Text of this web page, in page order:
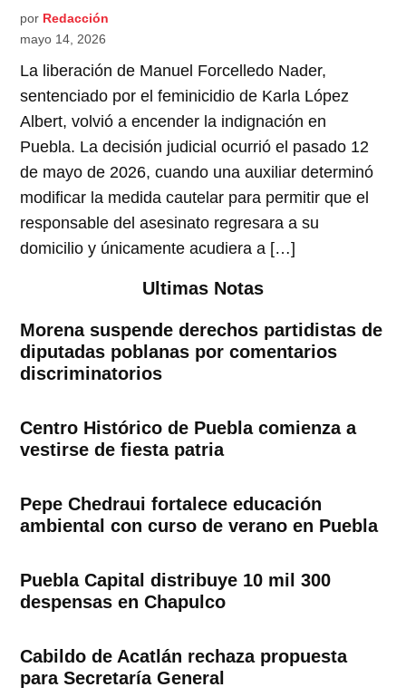
por Redacción
mayo 14, 2026
La liberación de Manuel Forcelledo Nader,
sentenciado por el feminicidio de Karla López
Albert, volvió a encender la indignación en
Puebla. La decisión judicial ocurrió el pasado 12
de mayo de 2026, cuando una auxiliar determinó
modificar la medida cautelar para permitir que el
responsable del asesinato regresara a su
domicilio y únicamente acudiera a […]
Ultimas Notas
Morena suspende derechos partidistas de
diputadas poblanas por comentarios
discriminatorios
Centro Histórico de Puebla comienza a
vestirse de fiesta patria
Pepe Chedraui fortalece educación
ambiental con curso de verano en Puebla
Puebla Capital distribuye 10 mil 300
despensas en Chapulco
Cabildo de Acatlán rechaza propuesta
para Secretaría General